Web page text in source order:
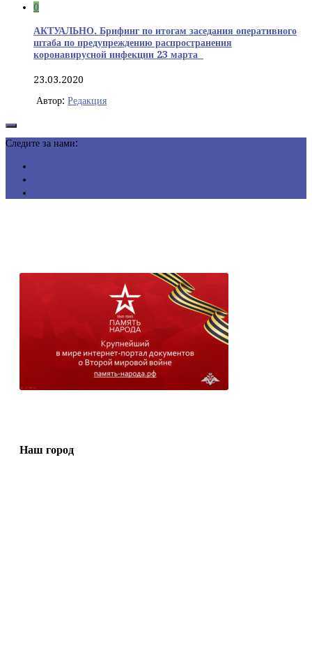
0
АКТУАЛЬНО. Брифинг по итогам заседания оперативного
штаба по предупреждению распространения
коронавирусной инфекции 23 марта
23.03.2020
Автор: Редакция
Следите за нами:
Наш город